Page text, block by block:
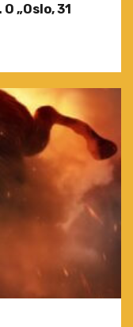
„Oslo, 31